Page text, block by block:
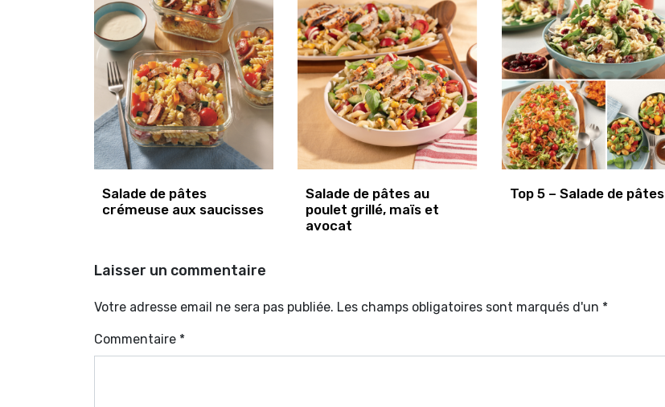
Salade de pâtes
crémeuse aux saucisses
Salade de pâtes au
poulet grillé, maïs et
avocat
Top 5 – Salade de pâtes
Laisser un commentaire
Votre adresse email ne sera pas publiée. Les champs obligatoires sont marqués d'un *
Commentaire *